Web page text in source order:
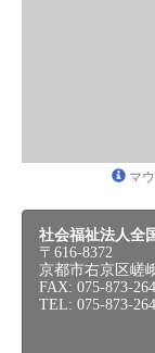
マウ
社会福祉法人全
〒616-8372
京都市右京区嵯
FAX: 075-873-
TEL: 075-873-